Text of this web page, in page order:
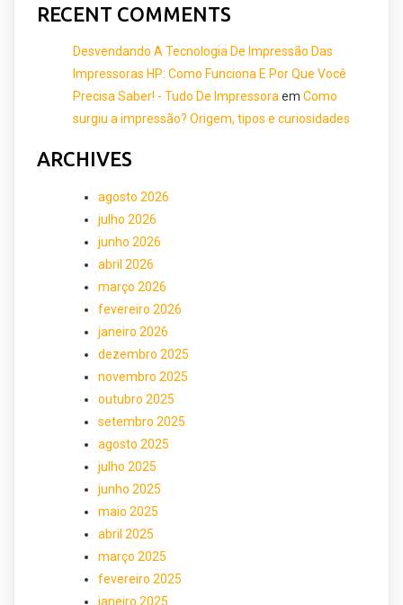
RECENT COMMENTS
Desvendando A Tecnologia De Impressão Das
Impressoras HP: Como Funciona E Por Que Você
Precisa Saber! - Tudo De Impressoraem Como
surgiu a impressão? Origem, tipos e curiosidades
ARCHIVES
agosto 2026
julho 2026
junho 2026
abril 2026
março 2026
fevereiro 2026
janeiro 2026
dezembro 2025
novembro 2025
outubro 2025
setembro 2025
agosto 2025
julho 2025
junho 2025
maio 2025
abril 2025
março 2025
fevereiro 2025
janeiro 2025